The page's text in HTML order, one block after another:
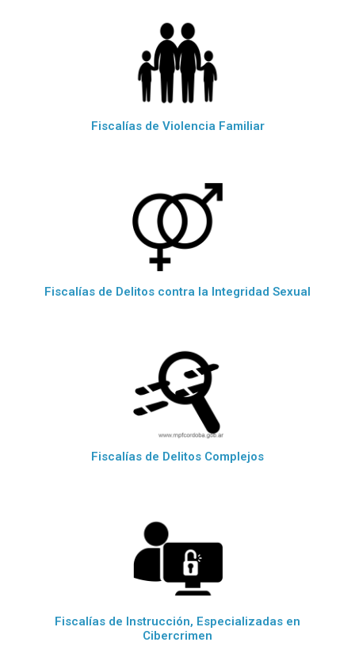
Fiscalías de Violencia Familiar
Fiscalías de Delitos contra la Integridad Sexual
Fiscalías de Delitos Complejos
Fiscalías de Instrucción, Especializadas en
Cibercrimen